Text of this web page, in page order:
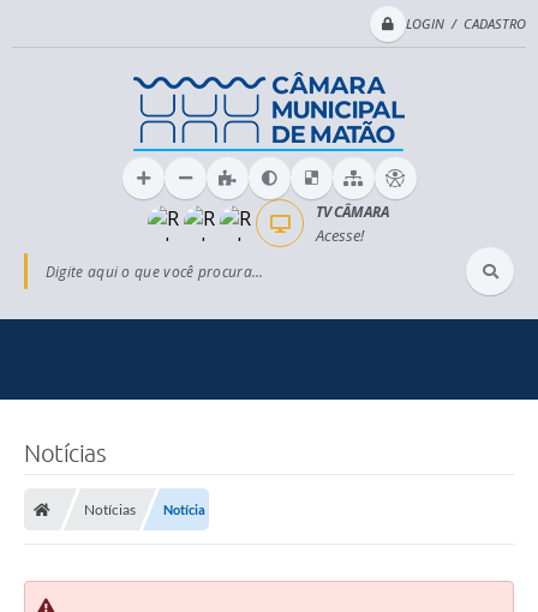
LOGIN / CADASTRO
Digite aqui o que você procura...
TV CÂMARA
Acesse!
Notícias
Notícias Notícia